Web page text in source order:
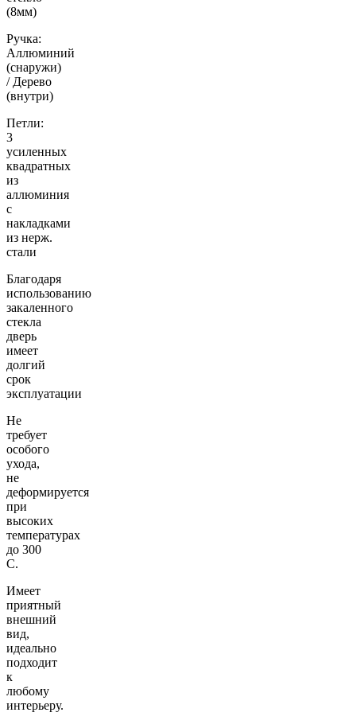
(8мм)
Ручка:
Аллюминий
(снаружи)
/ Дерево
(внутри)
Петли:
3
усиленных
квадратных
из
аллюминия
с
накладками
из нерж.
стали
Благодаря
использованию
закаленного
стекла
дверь
имеет
долгий
срок
эксплуатации
Не
требует
особого
ухода,
не
деформируется
при
высоких
температурах
до 300
С.
Имеет
приятный
внешний
вид,
идеально
подходит
к
любому
интерьеру.